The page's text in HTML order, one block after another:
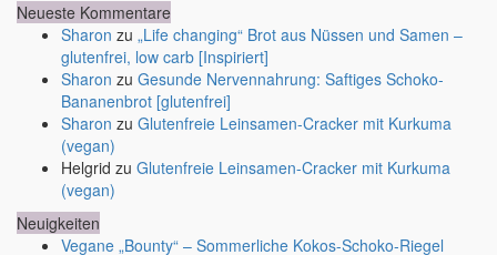
Neueste Kommentare
Sharon zu „Life changing“ Brot aus Nüssen und Samen –
glutenfrei, low carb [Inspiriert]
Sharon zu Gesunde Nervennahrung: Saftiges Schoko-
Bananenbrot [glutenfrei]
Sharon zu Glutenfreie Leinsamen-Cracker mit Kurkuma
(vegan)
Helgrid zu Glutenfreie Leinsamen-Cracker mit Kurkuma
(vegan)
Neuigkeiten
Vegane „Bounty“ – Sommerliche Kokos-Schoko-Riegel